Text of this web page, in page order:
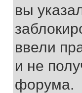
вы
ввели
и не
форума.